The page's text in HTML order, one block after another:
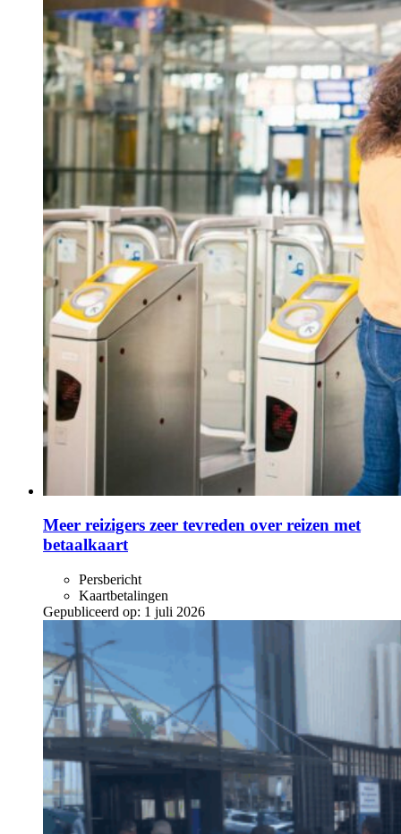
Meer reizigers zeer tevreden over reizen met
betaalkaart
Persbericht
Kaartbetalingen
Gepubliceerd op: 1 juli 2026